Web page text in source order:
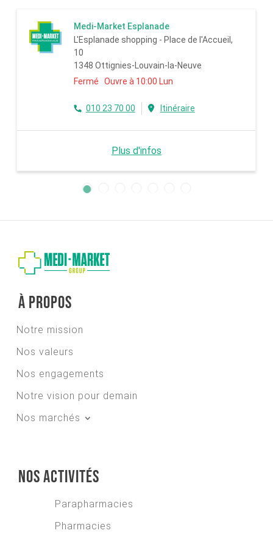
Medi-Market Esplanade
L'Esplanade shopping - Place de l'Accueil,
10
1348 Ottignies-Louvain-la-Neuve
Fermé Ouvre à 10:00 Lun
010 23 70 00 Itinéraire
Plus d'infos
À propos
Notre mission
Nos valeurs
Nos engagements
Notre vision pour demain
Nos marchés
Nos activités
Parapharmacies
Pharmacies